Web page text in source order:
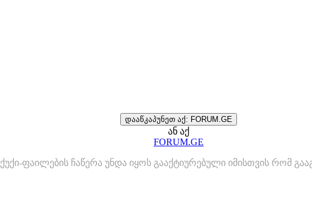
დააწკაპუნეთ აქ: FORUM.GE
ან აქ
FORUM.GE
ქუქი-ფაილების ჩაწერა უნდა იყოს გააქტიურებული იმისთვის რომ